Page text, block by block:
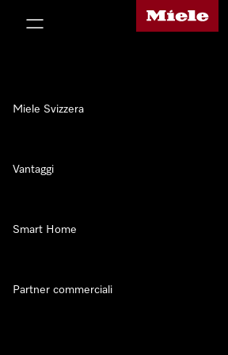
Homepage di Miele
Miele Svizzera
Vantaggi
Smart Home
Partner commerciali